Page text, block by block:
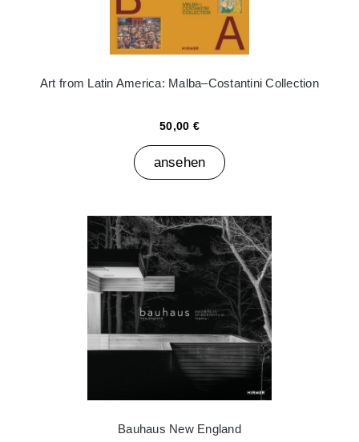
Art from Latin America: Malba–Costantini Collection
50,00 €
ansehen
Bauhaus New England